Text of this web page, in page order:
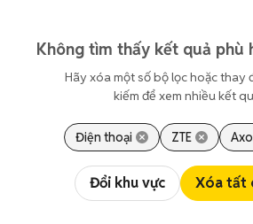
Không tìm thấy kết quả phù
Hãy xóa một số bộ lọc hoặc thay
kiếm để xem nhiều kết
Điện thoại ZTE
Đổi khu vực Xóa tất